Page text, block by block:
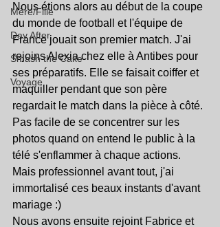
Mère/Fille
Day After
Smash the Cake
Voyage
Nous étions alors au début de la coupe
du monde de football et l'équipe de
France jouait son premier match. J'ai
rejoins Alexia chez elle à Antibes pour
ses préparatifs. Elle se faisait coiffer et
maquiller pendant que son père
regardait le match dans la pièce à côté.
Pas facile de se concentrer sur les
photos quand on entend le public à la
télé s'enflammer à chaque actions.
Mais professionnel avant tout, j'ai
immortalisé ces beaux instants d'avant
mariage :)
Nous avons ensuite rejoint Fabrice et